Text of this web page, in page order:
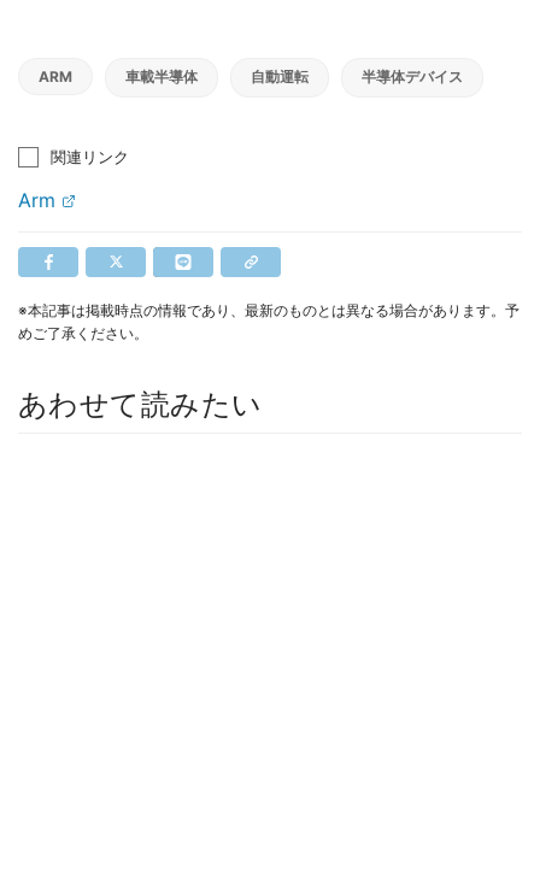
ARM 車載半導体 自動運転 半導体デバイス
関連リンク
Arm
※本記事は掲載時点の情報であり、最新のものとは異なる場合があります。予
めご了承ください。
あわせて読みたい